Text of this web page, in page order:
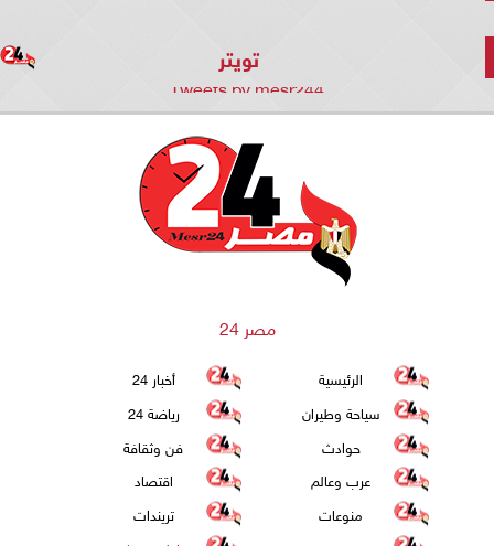
تويتر
Tweets by mesr244
مصر 24
الرئيسية
أخبار 24
سياحة وطيران
رياضة 24
حوادث
فن وثقافة
عرب وعالم
اقتصاد
منوعات
تريندات